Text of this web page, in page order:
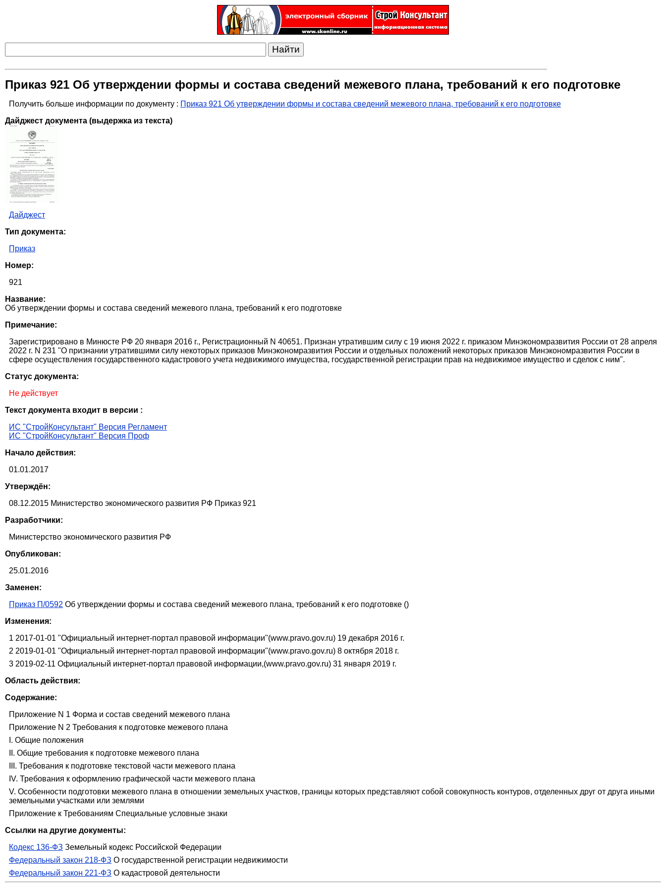
Приказ 921 Об утверждении формы и состава сведений межевого плана, требований к его подготовке
Получить больше информации по документу : Приказ 921 Об утверждении формы и состава сведений межевого плана, требований к его подготовке
Дайджест документа (выдержка из текста)
Дайджест
Тип документа:
Приказ
Номер:
921
Название:
Об утверждении формы и состава сведений межевого плана, требований к его подготовке
Примечание:
Зарегистрировано в Минюсте РФ 20 января 2016 г., Регистрационный N 40651. Признан утратившим силу с 19 июня 2022 г. приказом Минэкономразвития России от 28 апреля
2022 г. N 231 "О признании утратившими силу некоторых приказов Минэкономразвития России и отдельных положений некоторых приказов Минэкономразвития России в
сфере осуществления государственного кадастрового учета недвижимого имущества, государственной регистрации прав на недвижимое имущество и сделок с ним".
Статус документа:
Не действует
Текст документа входит в версии :
ИС "СтройКонсультант" Версия Регламент
ИС "СтройКонсультант" Версия Проф
Начало действия:
01.01.2017
Утверждён:
08.12.2015 Министерство экономического развития РФ Приказ 921
Разработчики:
Министерство экономического развития РФ
Опубликован:
25.01.2016
Заменен:
Приказ П/0592 Об утверждении формы и состава сведений межевого плана, требований к его подготовке ()
Изменения:
1 2017-01-01 "Официальный интернет-портал правовой информации"(www.pravo.gov.ru) 19 декабря 2016 г.
2 2019-01-01 "Официальный интернет-портал правовой информации"(www.pravo.gov.ru) 8 октября 2018 г.
3 2019-02-11 Официальный интернет-портал правовой информации,(www.pravo.gov.ru) 31 января 2019 г.
Область действия:
Содержание:
Приложение N 1 Форма и состав сведений межевого плана
Приложение N 2 Требования к подготовке межевого плана
I. Общие положения
II. Общие требования к подготовке межевого плана
III. Требования к подготовке текстовой части межевого плана
IV. Требования к оформлению графической части межевого плана
V. Особенности подготовки межевого плана в отношении земельных участков, границы которых представляют собой совокупность контуров, отделенных друг от друга иными
земельными участками или землями
Приложение к Требованиям Специальные условные знаки
Ссылки на другие документы:
Кодекс 136-ФЗ Земельный кодекс Российской Федерации
Федеральный закон 218-ФЗ О государственной регистрации недвижимости
Федеральный закон 221-ФЗ О кадастровой деятельности